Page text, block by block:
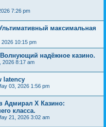
7:26 pm
максимальная
2026 10:15 pm
надёжное казино.
2026 8:17 am
latency
03, 2026 1:56 pm
Адмирал Х Казино:
класса.
21, 2026 3:02 am